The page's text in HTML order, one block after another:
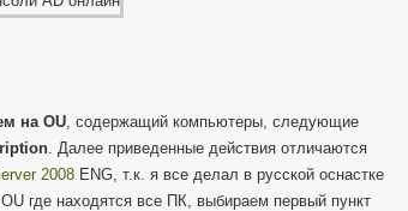
на OU, содержащий компьютеры, следующие
. Далее приведенные действия отличаются
2008 ENG, т.к. я все делал в русской оснастке
где находятся все ПК, выбираем первый пункт